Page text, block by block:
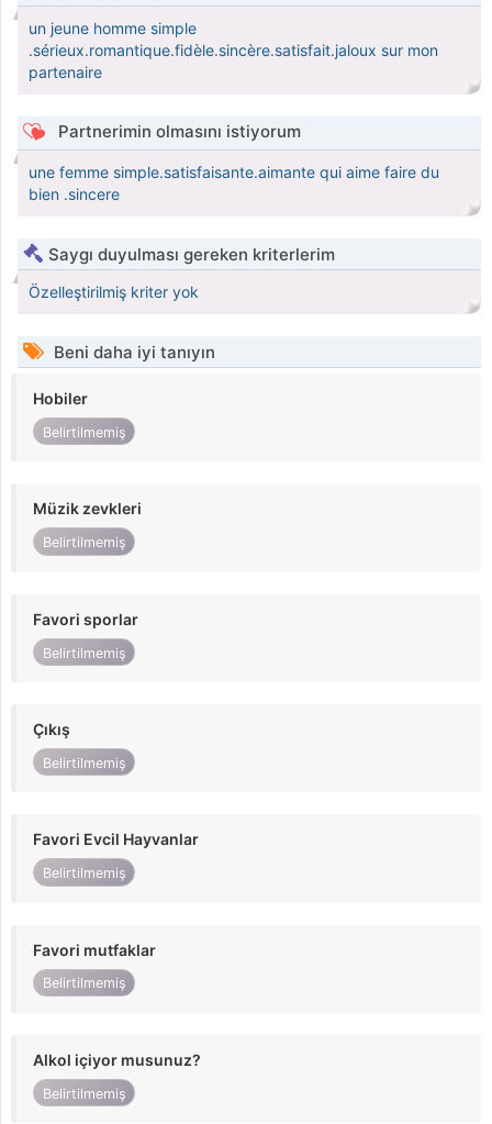
un jeune homme simple
.sérieux.romantique.fidèle.sincère.satisfait.jaloux sur mon
partenaire
Partnerimin olmasını istiyorum
une femme simple.satisfaisante.aimante qui aime faire du
bien .sincere
Saygı duyulması gereken kriterlerim
Özelleştirilmiş kriter yok
Beni daha iyi tanıyın
Hobiler
Belirtilmemiş
Müzik zevkleri
Belirtilmemiş
Favori sporlar
Belirtilmemiş
Çıkış
Belirtilmemiş
Favori Evcil Hayvanlar
Belirtilmemiş
Favori mutfaklar
Belirtilmemiş
Alkol içiyor musunuz?
Belirtilmemiş